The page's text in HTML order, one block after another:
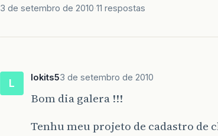
3 de setembro de 2010 11 respostas
L lokits53 de setembro de 2010
Bom dia galera !!!
Tenhu meu projeto de cadastro de